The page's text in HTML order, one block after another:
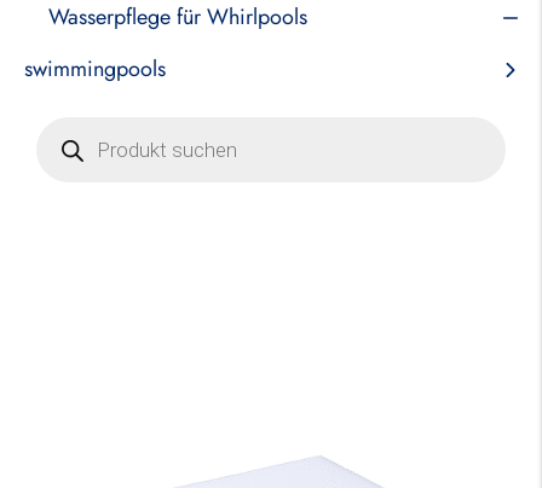
Wasserpflege für Whirlpools
swimmingpools